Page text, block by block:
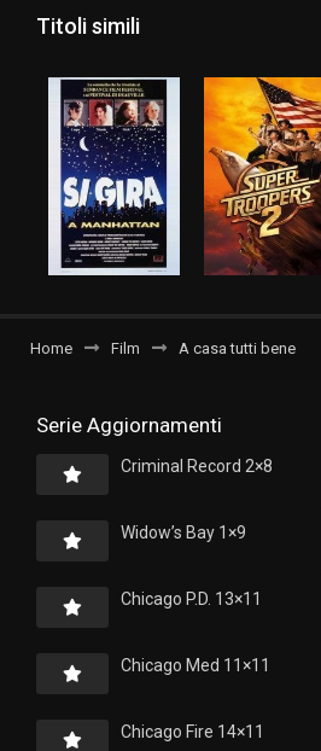
Titoli simili
Home Film A casa tutti bene
Serie Aggiornamenti
Criminal Record 2×8
Widow’s Bay 1×9
Chicago P.D. 13×11
Chicago Med 11×11
Chicago Fire 14×11